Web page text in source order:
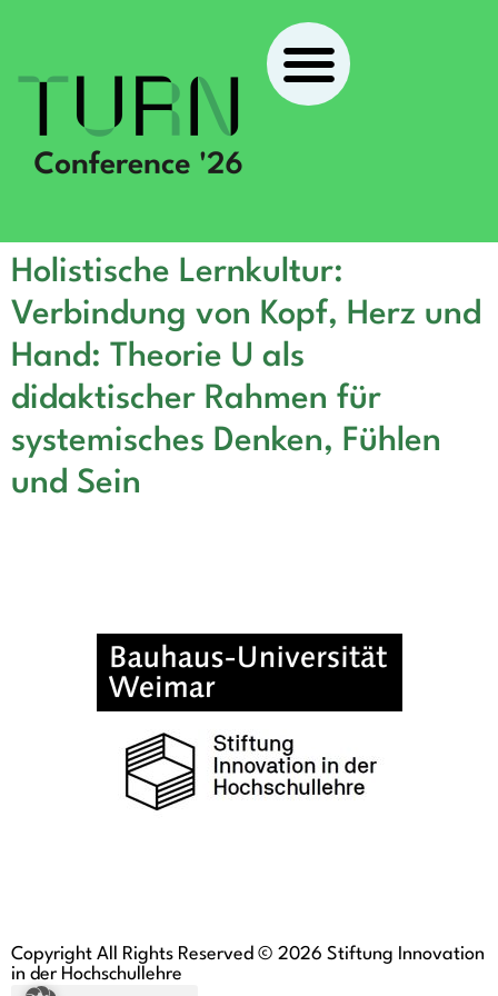
Holistische Lernkultur:
Verbindung von Kopf, Herz und
Hand: Theorie U als
didaktischer Rahmen für
systemisches Denken, Fühlen
und Sein
Copyright All Rights Reserved © 2026 Stiftung Innovation
in der Hochschullehre